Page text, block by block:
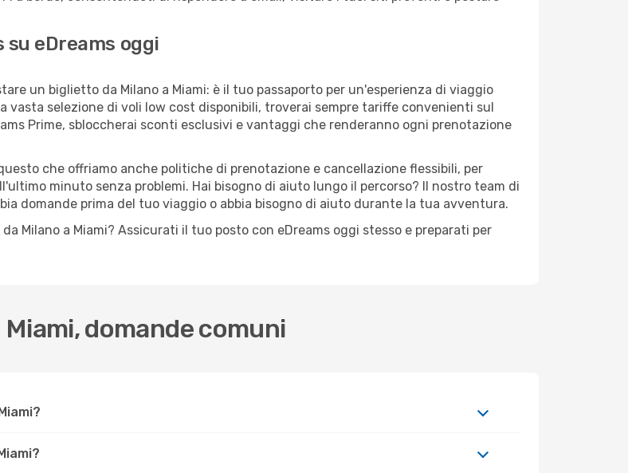
eDreams oggi
un biglietto da Milano a Miami: è il tuo passaporto per un'esperienza di viaggio
vasta selezione di voli low cost disponibili, troverai sempre tariffe convenienti sul
Prime, sbloccherai sconti esclusivi e vantaggi che renderanno ogni prenotazione
che offriamo anche politiche di prenotazione e cancellazione flessibili, per
minuto senza problemi. Hai bisogno di aiuto lungo il percorso? Il nostro team di
domande prima del tuo viaggio o abbia bisogno di aiuto durante la tua avventura.
Milano a Miami? Assicurati il tuo posto con eDreams oggi stesso e preparati per
domande comuni